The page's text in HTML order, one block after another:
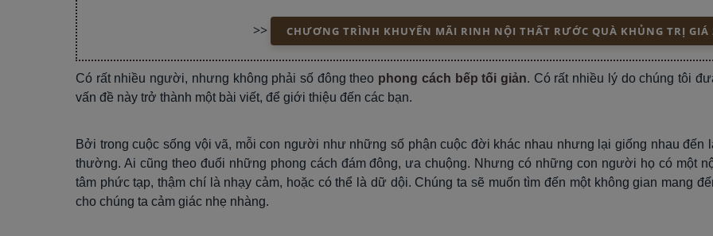
>> CHƯƠNG TRÌNH KHUYẾN MÃI RINH NỘI THẤT RƯỚC QUÀ KHỦNG TRỊ GIÁ
Có rất nhiều người, nhưng không phải số đông theo phong cách bếp tối giản. Có rất nhiều lý do chúng tôi
vấn đề này trở thành một bài viết, để giới thiệu đến các bạn.
Bởi trong cuộc sống vội vã, mỗi con người như những số phận cuộc đời khác nhau nhưng lại giống nhau đến
thường. Ai cũng theo đuổi những phong cách đám đông, ưa chuộng. Nhưng có những con người họ có một
tâm phức tạp, thậm chí là nhạy cảm, hoặc có thể là dữ dội. Chúng ta sẽ muốn tìm đến một không gian mang
cho chúng ta cảm giác nhẹ nhàng.